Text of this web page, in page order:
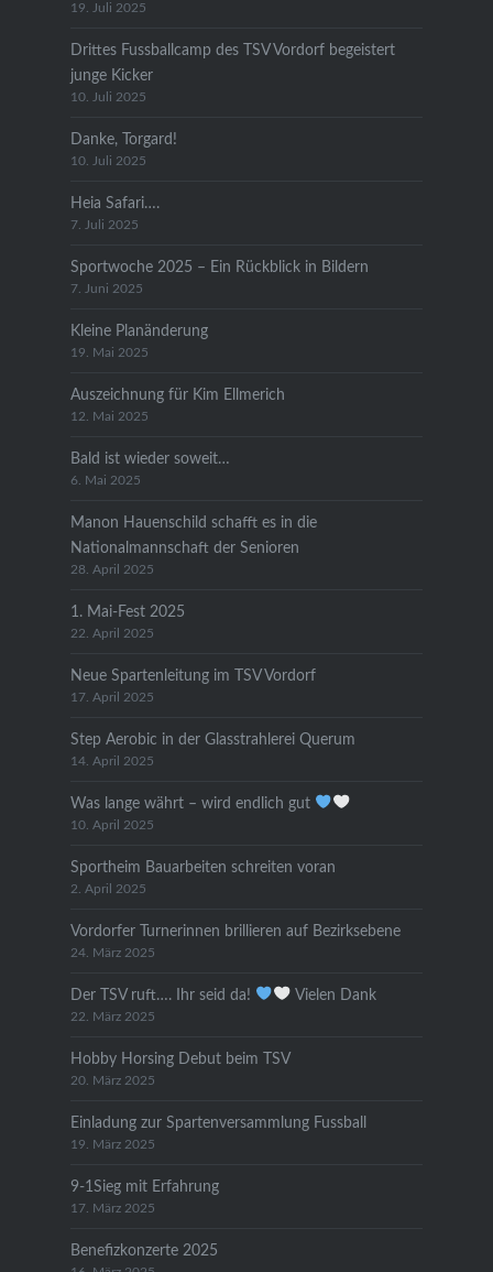
19. Juli 2025
Drittes Fussballcamp des TSV Vordorf begeistert
junge Kicker
10. Juli 2025
Danke, Torgard!
10. Juli 2025
Heia Safari….
7. Juli 2025
Sportwoche 2025 – Ein Rückblick in Bildern
7. Juni 2025
Kleine Planänderung
19. Mai 2025
Auszeichnung für Kim Ellmerich
12. Mai 2025
Bald ist wieder soweit…
6. Mai 2025
Manon Hauenschild schafft es in die
Nationalmannschaft der Senioren
28. April 2025
1. Mai-Fest 2025
22. April 2025
Neue Spartenleitung im TSV Vordorf
17. April 2025
Step Aerobic in der Glasstrahlerei Querum
14. April 2025
Was lange währt – wird endlich gut
10. April 2025
Sportheim Bauarbeiten schreiten voran
2. April 2025
Vordorfer Turnerinnen brillieren auf Bezirksebene
24. März 2025
Der TSV ruft…. Ihr seid da! Vielen Dank
22. März 2025
Hobby Horsing Debut beim TSV
20. März 2025
Einladung zur Spartenversammlung Fussball
19. März 2025
9-1Sieg mit Erfahrung
17. März 2025
Benefizkonzerte 2025